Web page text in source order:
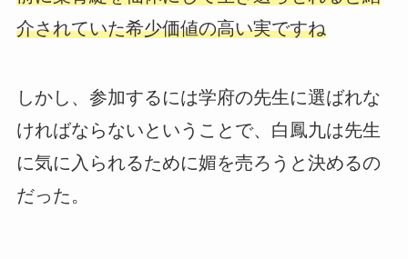
介されていた希少価値の高い実ですね
しかし、参加するには学府の先生に選ばれな
ければならないということで、白鳳九は先生
に気に入られるために媚を売ろうと決めるの
だった。